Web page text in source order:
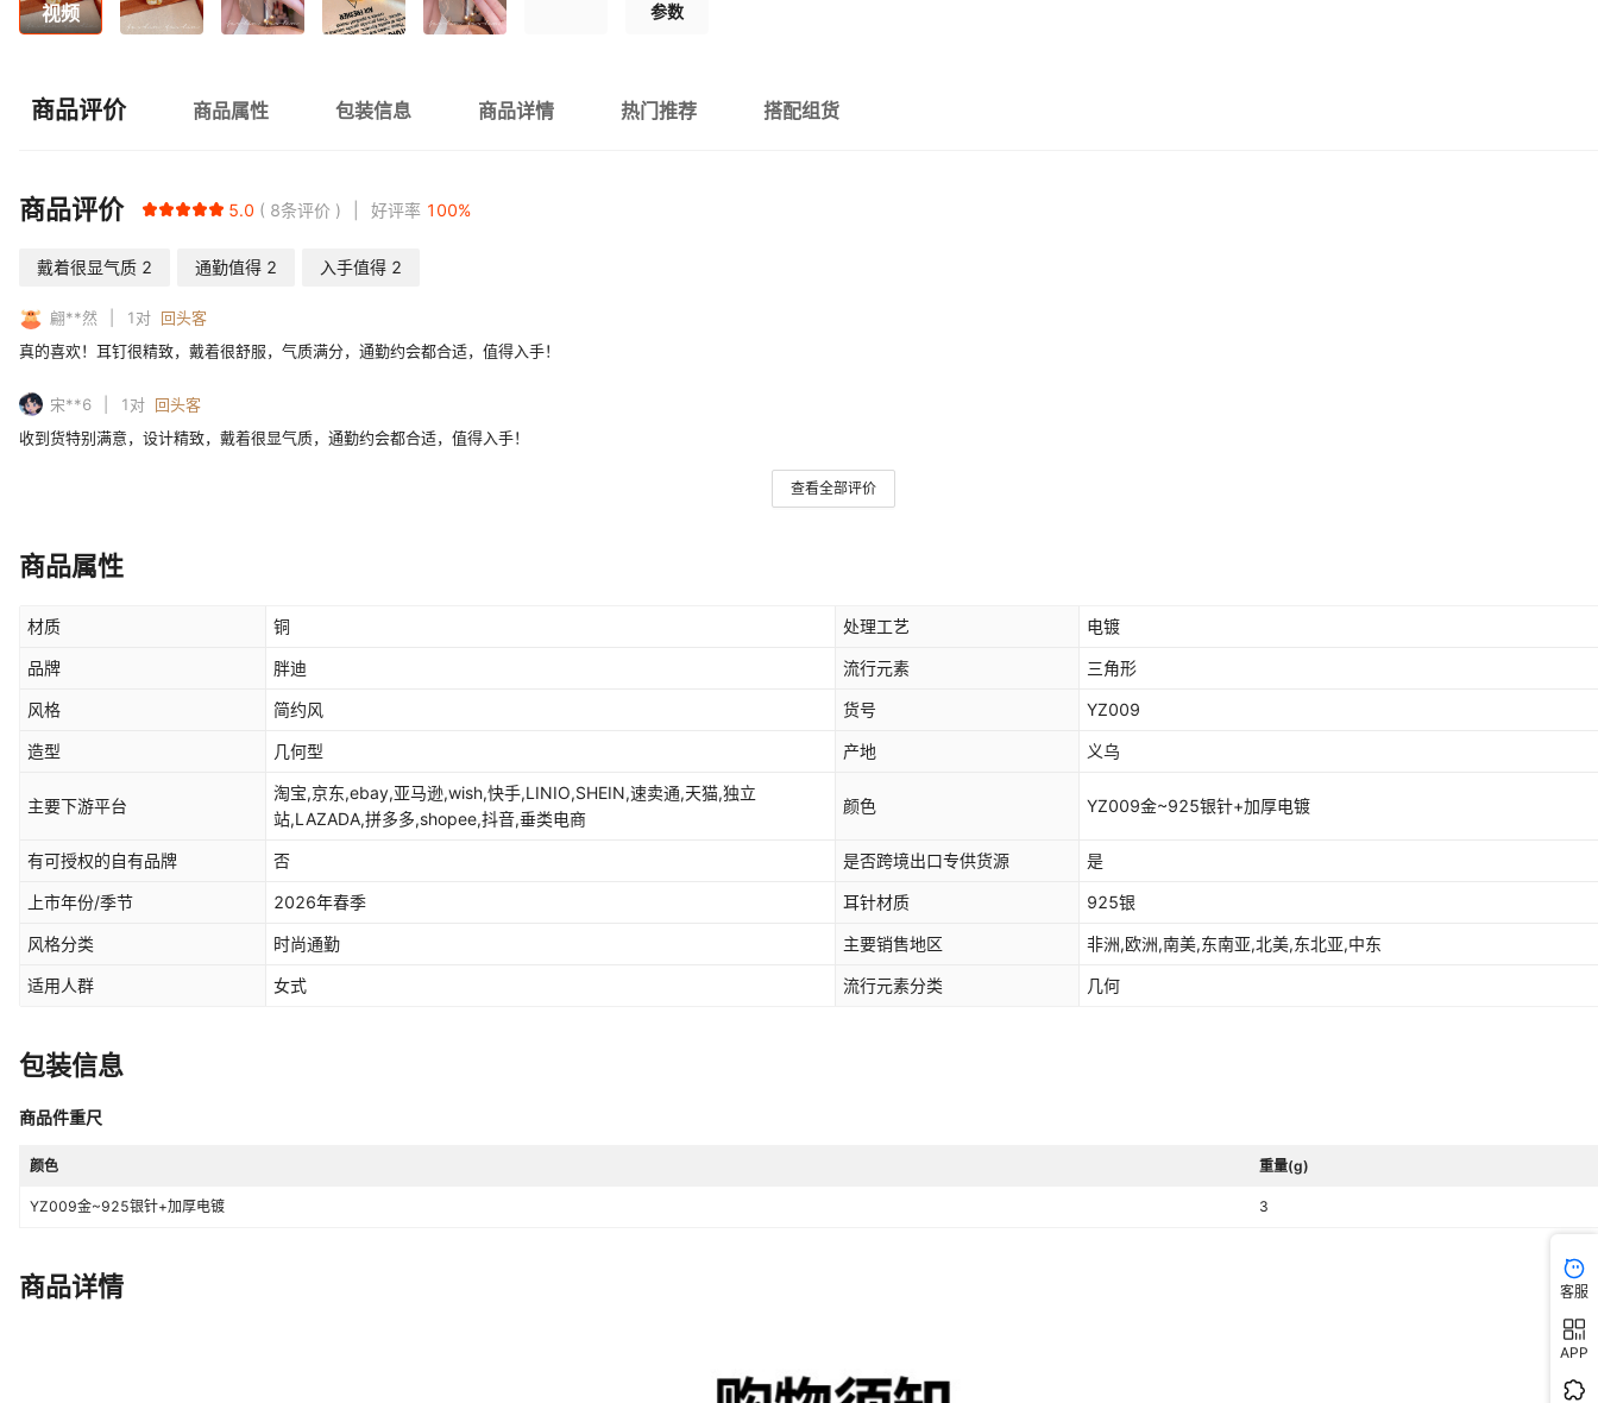
视频 参数
商品评价 商品属性 包装信息 商品详情 热门推荐 搭配组货
商品评价 5.0 8条评价 好评率 100%
戴着很显气质 2 通勤值得 2 入手值得 2
翩**然 1对 回头客
真的喜欢！耳钉很精致，戴着很舒服，气质满分，通勤约会都合适，值得入手！
宋**6 1对 回头客
收到货特别满意，设计精致，戴着很显气质，通勤约会都合适，值得入手！
查看全部评价
商品属性
材质 铜 处理工艺 电镀
品牌 胖迪 流行元素 三角形
风格 简约风 货号 YZ009
造型 几何型 产地 义乌
主要下游平台
淘宝,京东,ebay,亚马逊,wish,快手,LINIO,SHEIN,速卖通,天猫,独立
站,LAZADA,拼多多,shopee,抖音,垂类电商
颜色 YZ009金~925银针+加厚电镀
有可授权的自有品牌 否 是否跨境出口专供货源 是
上市年份/季节 2026年春季 耳针材质 925银
风格分类 时尚通勤 主要销售地区 非洲,欧洲,南美,东南亚,北美,东北亚,中东
适用人群 女式 流行元素分类 几何
包装信息
商品件重尺
颜色 重量(g)
YZ009金~925银针+加厚电镀 3
商品详情 客服
APP